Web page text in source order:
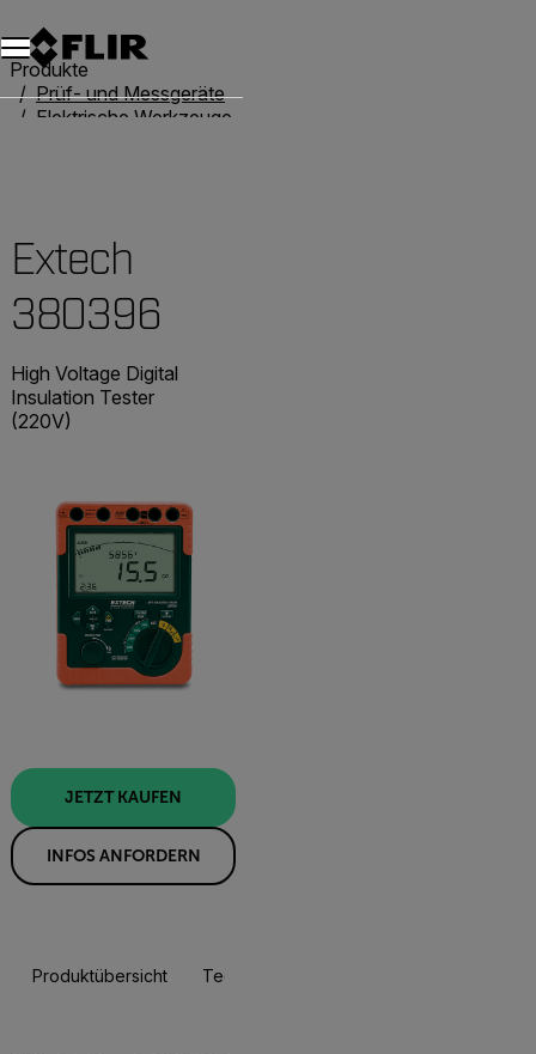
Unread messages
Modell
Entfernen
Elemente
Element
In den Warenkorb
Im Warenkorb
Produkte
Prüf- und Messgeräte
Elektrische Werkzeuge
Extech
380396
High Voltage Digital
Insulation Tester
(220V)
JETZT KAUFEN
INFOS ANFORDERN
Produktübersicht Technische Daten